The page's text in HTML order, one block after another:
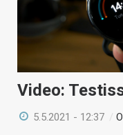
Video:
5.5.2021 - 12:37 /